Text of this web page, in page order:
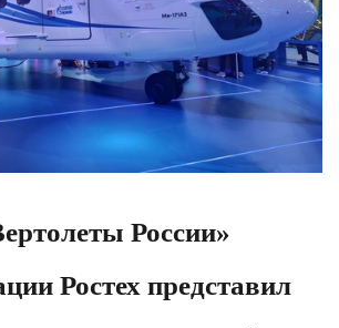
России»
Ростех представил